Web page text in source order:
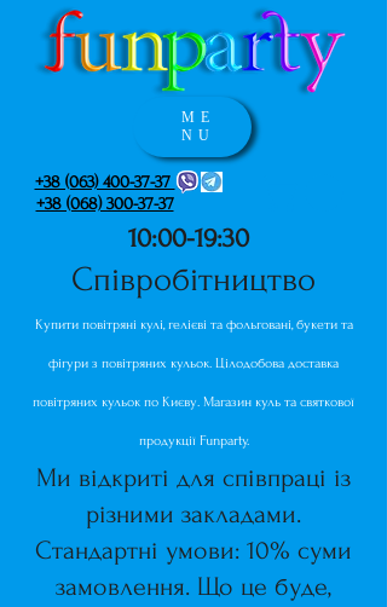
+38 (063) 400-37-37
+38 (068) 300-37-37
10:00-19:30
ME
NU
Співробітництво
Купити повітряні кулі, гелієві та фольговані, букети та
фігури з повітряних кульок. Цілодобова доставка
повітряних кульок по Києву. Магазин куль та святкової
продукції Funparty.
Ми відкриті для співпраці із
різними закладами.
Стандартні умови: 10% суми
замовлення. Що це буде,